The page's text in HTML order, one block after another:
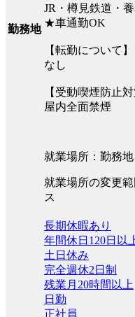
勤務地
JR・樽見鉄道・
★車通勤OK
【転勤について】
なし
【受動喫煙防止対
屋内全面禁煙
就業場所：勤務
就業場所の変更
ス
長期休暇あり
年間休日120日以
土日休み
完全週休2日制
残業月20時間以上
日勤
正社員